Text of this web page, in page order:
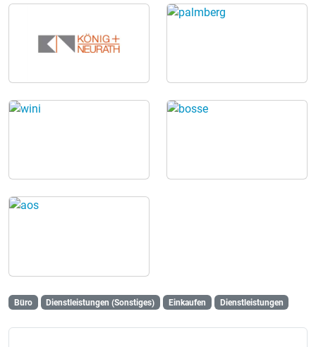
Büro Dienstleistungen (Sonstiges) Einkaufen Dienstleistungen